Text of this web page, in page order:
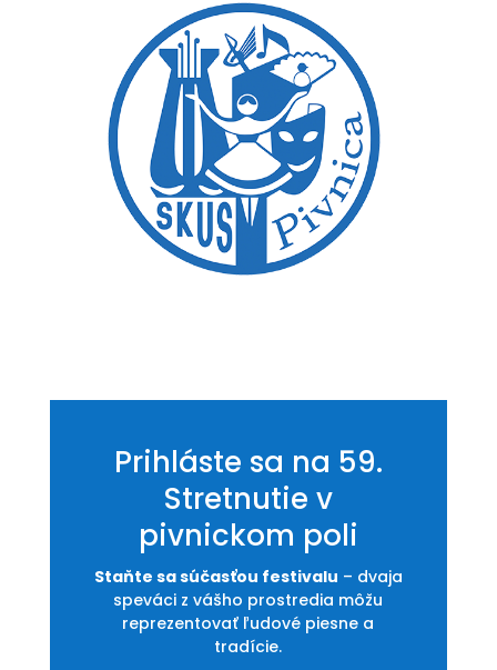
Prihláste sa na 59.
Stretnutie v
pivnickom poli
Staňte sa súčasťou festivalu – dvaja
speváci z vášho prostredia môžu
reprezentovať ľudové piesne a
tradície.